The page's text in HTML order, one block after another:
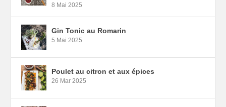
8 Mai 2025
Gin Tonic au Romarin
5 Mai 2025
Poulet au citron et aux épices
26 Mar 2025